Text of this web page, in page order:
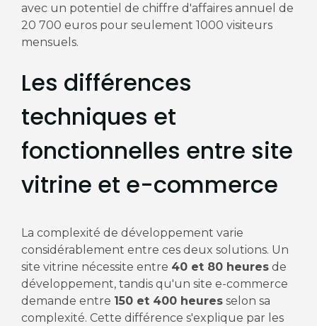
avec un potentiel de chiffre d'affaires annuel de
20 700 euros pour seulement 1000 visiteurs
mensuels.
Les différences
techniques et
fonctionnelles entre site
vitrine et e-commerce
La complexité de développement varie
considérablement entre ces deux solutions. Un
site vitrine nécessite entre 40 et 80 heuresde
développement, tandis qu'un site e-commerce
demande entre 150 et 400 heuresselon sa
complexité. Cette différence s'explique par les